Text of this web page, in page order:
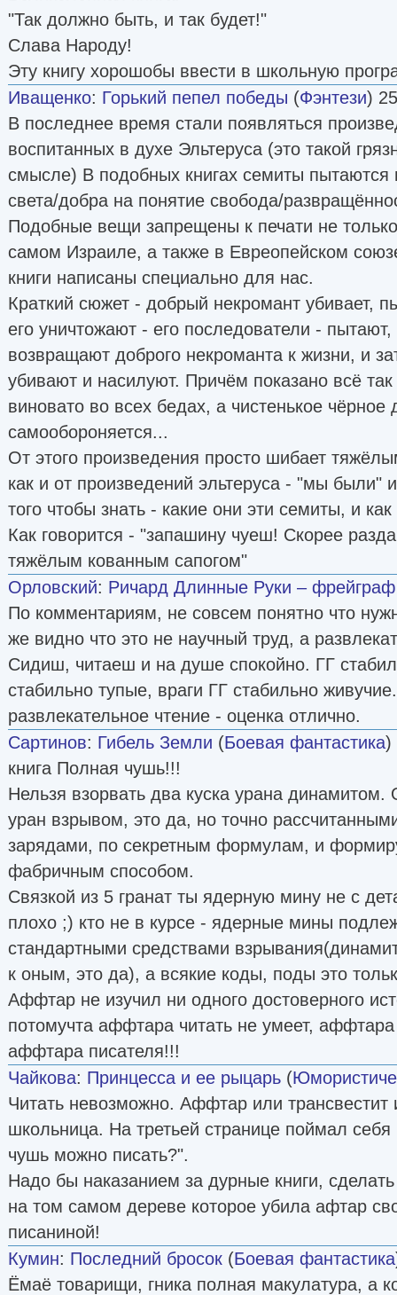
"Так должно быть, и так будет!"
Слава Народу!
Эту книгу хорошобы ввести в школьную
Иващенко: Горький пепел победы (Фэнтези)
В последнее время стали появляться
воспитанных в духе Эльтеруса (это такой
смысле) В подобных книгах семиты пытаются
света/добра на понятие свобода/
Подобные вещи запрещены к печати не
самом Израиле, а также в Евреопейском
книги написаны специально для нас.
Краткий сюжет - добрый некромант убивает,
его уничтожают - его последователи -
возвращают доброго некроманта к жизни, и
убивают и насилуют. Причём показано всё так
виновато во всех бедах, а чистенькое чёрное
самообороняется...
От этого произведения просто шибает
как и от произведений эльтеруса - "мы были"
того чтобы знать - какие они эти семиты, и как
Как говорится - "запашину чуеш! Скорее
тяжёлым кованным сапогом"
Орловский: Ричард Длинные Руки – фрейграф
По комментариям, не совсем понятно что
же видно что это не научный труд, а
Сидиш, читаеш и на душе спокойно. ГГ
стабильно тупые, враги ГГ стабильно
развлекательное чтение - оценка отлично.
Сартинов: Гибель Земли (Боевая фантастика)
книга Полная чушь!!!
Нельзя взорвать два куска урана
уран взрывом, это да, но точно
зарядами, по секретным формулам, и
фабричным способом.
Связкой из 5 гранат ты ядерную мину не с
плохо ;) кто не в курсе - ядерные мины
стандартными средствами
к оным, это да), а всякие коды, поды это
Аффтар не изучил ни одного достоверного
потомучта аффтара читать не умеет,
аффтара писателя!!!
Чайкова: Принцесса и ее рыцарь (
Читать невозможно. Аффтар или трансвестит
школьница. На третьей странице поймал
чушь можно писать?".
Надо бы наказанием за дурные книги,
на том самом дереве которое убила афтар
писаниной!
Кумин: Последний бросок (Боевая фантастика
Ёмаё товарищи, гника полная макулатура, а